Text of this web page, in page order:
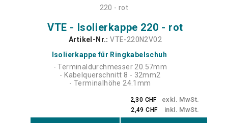
VTE - Isolierkappe 220 - rot
Artikel-Nr.: VTE-220N2V02
Isolierkappe für Ringkabelschuh
- Terminaldurchmesser 20.57mm
- Kabelquerschnitt 8 - 32mm2
- Terminalhöhe 24.1mm
2,30 CHF exkl. MwSt.
2,49 CHF inkl. MwSt.